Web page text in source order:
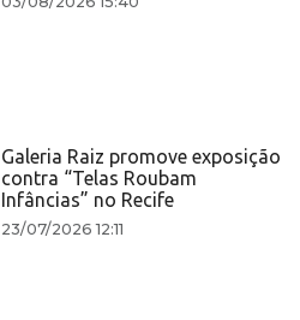
Galeria Raiz promove exposição
contra “Telas Roubam
Infâncias” no Recife
23/07/2026 12:11